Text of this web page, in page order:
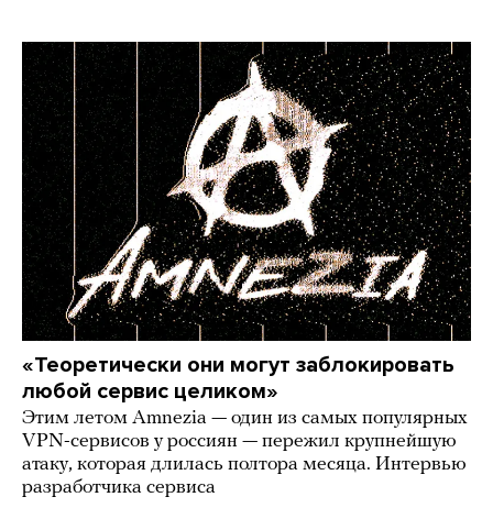
«Теоретически они могут заблокировать
любой сервис целиком»
Этим летом Amnezia — один из самых популярных
VPN-сервисов у россиян — пережил крупнейшую
атаку, которая длилась полтора месяца. Интервью
разработчика сервиса